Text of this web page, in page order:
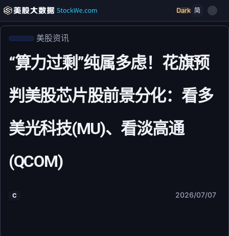
Dark 简
美股资讯
“算力过剩”纯属多虑！花旗预
判美股芯片股前景分化：看多
美光科技(MU)、看淡高通
(QCOM)
C 2026/07/07